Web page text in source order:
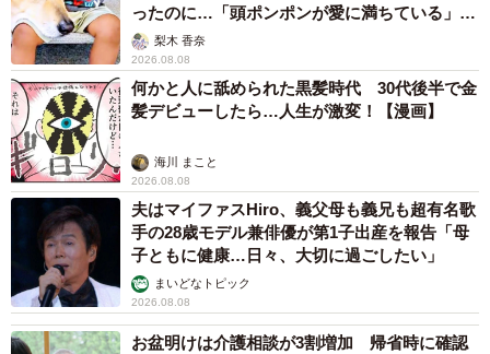
ったのに…「頭ポンポンが愛に満ちている」
「尊…」
梨木 香奈
2026.08.08
何かと人に舐められた黒髪時代 30代後半で金
髪デビューしたら…人生が激変！【漫画】
海川 まこと
2026.08.08
夫はマイファスHiro、義父母も義兄も超有名歌
手の28歳モデル兼俳優が第1子出産を報告「母
子ともに健康…日々、大切に過ごしたい」
まいどなトピック
2026.08.08
お盆明けは介護相談が3割増加 帰省時に確認